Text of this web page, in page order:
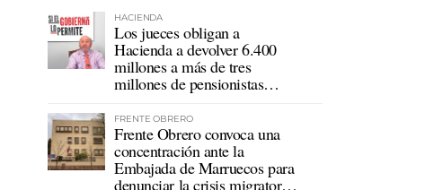
HACIENDA
Los jueces obligan a
Hacienda a devolver 6.400
millones a más de tres
millones de pensionistas
FRENTE OBRERO
Frente Obrero convoca una
concentración ante la
Embajada de Marruecos para
denunciar la crisis migratoria